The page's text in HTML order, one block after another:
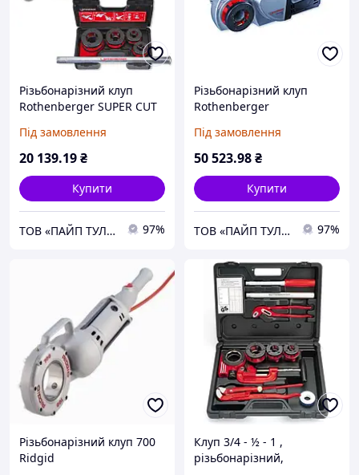
Різьбонарізний клуп
Rothenberger SUPER CUT
Під замовлення
20 139.19₴
Купити
ТОВ «ПАЙП ТУЛС» 97%
Різьбонарізний клуп
Rothenberger
Під замовлення
50 523.98₴
Купити
ТОВ «ПАЙП ТУЛС» 97%
Різьбонарізний клуп 700
Ridgid
Клуп 3/4 - ½ - 1 ,
різьбонарізний,